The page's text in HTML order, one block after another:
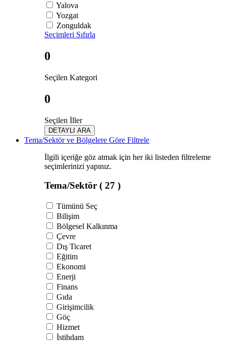
Yalova
Yozgat
Zonguldak
Seçimleri Sıfırla
0
Seçilen Kategori
0
Seçilen İller
DETAYLI ARA
Tema/Sektör ve Bölgelere Göre Filtrele
İlgili içeriğe göz atmak için her iki listeden filtreleme
seçimlerinizi yapınız.
Tema/Sektör ( 27 )
Tümünü Seç
Bilişim
Bölgesel Kalkınma
Çevre
Dış Ticaret
Eğitim
Ekonomi
Enerji
Finans
Gıda
Girişimcilik
Göç
Hizmet
İstihdam